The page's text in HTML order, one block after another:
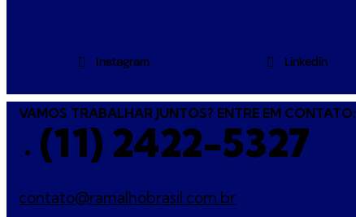
Instagram Linkedin
VAMOS TRABALHAR JUNTOS? ENTRE EM CONTATO:
(11) 2422-5327
contato@ramalhobrasil.com.br